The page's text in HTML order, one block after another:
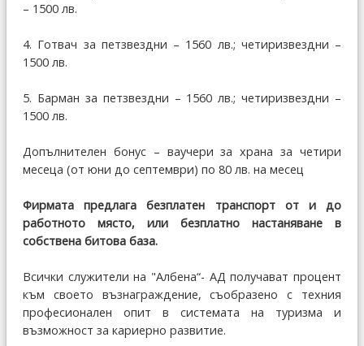
– 1500 лв.
4. Готвач за петзвездни – 1560 лв.; четиризвездни –
1500 лв.
5. Барман за петзвездни – 1560 лв.; четиризвездни –
1500 лв.
Допълнителен бонус – ваучери за храна за четири
месеца (от юни до септември) по 80 лв. на месец
Фирмата предлага безплатен транспорт от и до
работното място, или безплатно настаняване в
собствена битова база.
Всички служители на "Албена“- АД получават процент
към своето възнаграждение, съобразeно с техния
професионален опит в системата на туризма и
възможност за кариерно развитие.